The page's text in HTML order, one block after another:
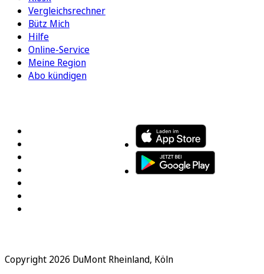
Vergleichsrechner
Bütz Mich
Hilfe
Online-Service
Meine Region
Abo kündigen
Copyright 2026 DuMont Rheinland, Köln